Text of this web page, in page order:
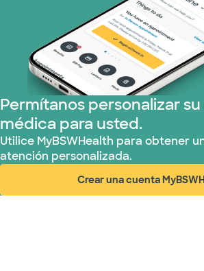
Plan de Salud Superior (18
United HealthCare (28 planes)
WellMed (15 planes)
Permítanos personalizar
médica para usted.
Utilice MyBSWHealth para obtener
atención personalizada.
Crear una cuenta(abre en